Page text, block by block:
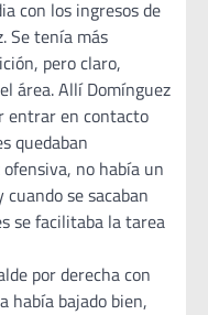
con los ingresos de
Se tenía más
pero claro,
área. Allí Domínguez
entrar en contacto
quedaban
no había un
se sacaban
se facilitaba la tarea
por derecha con
había bajado bien,